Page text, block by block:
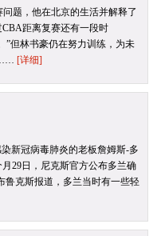
题，他在北京的生活并解释了
距离复赛还有一段时
”但林书豪仍在努力训练，为未
…… [详细]
新冠病毒肺炎的老板詹姆斯-多
29日，尼克斯官方公布多兰确
鲁克斯报道，多兰当时有一些轻